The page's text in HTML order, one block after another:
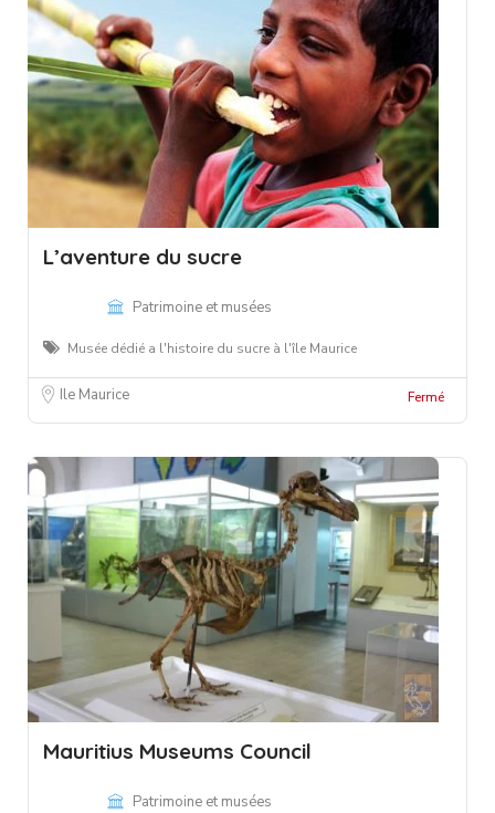
L’aventure du sucre
Patrimoine et musées
Musée dédié a l'histoire du sucre à l'île Maurice
Ile Maurice Fermé
Mauritius Museums Council
Patrimoine et musées